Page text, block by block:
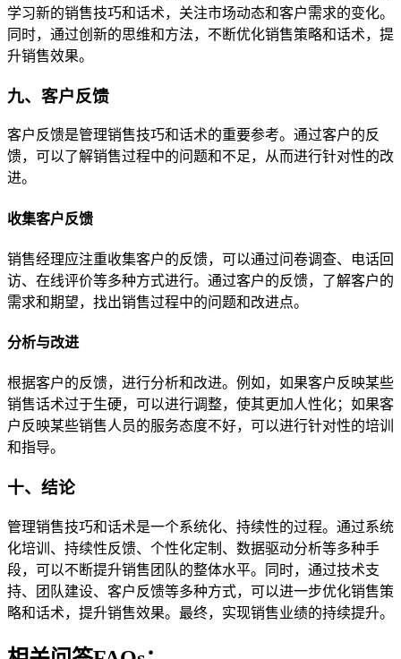
学习新的销售技巧和话术，关注市场动态和客户需求的变化。
同时，通过创新的思维和方法，不断优化销售策略和话术，提
升销售效果。
九、客户反馈
客户反馈是管理销售技巧和话术的重要参考。通过客户的反
馈，可以了解销售过程中的问题和不足，从而进行针对性的改
进。
收集客户反馈
销售经理应注重收集客户的反馈，可以通过问卷调查、电话回
访、在线评价等多种方式进行。通过客户的反馈，了解客户的
需求和期望，找出销售过程中的问题和改进点。
分析与改进
根据客户的反馈，进行分析和改进。例如，如果客户反映某些
销售话术过于生硬，可以进行调整，使其更加人性化；如果客
户反映某些销售人员的服务态度不好，可以进行针对性的培训
和指导。
十、结论
管理销售技巧和话术是一个系统化、持续性的过程。通过系统
化培训、持续性反馈、个性化定制、数据驱动分析等多种手
段，可以不断提升销售团队的整体水平。同时，通过技术支
持、团队建设、客户反馈等多种方式，可以进一步优化销售策
略和话术，提升销售效果。最终，实现销售业绩的持续提升。